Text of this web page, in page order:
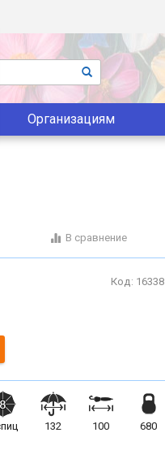
Организациям
В сравнение
Код: 16338
132 100 680